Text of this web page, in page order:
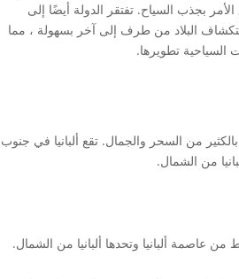
بجذب السياح. تفتقر الدولة أيضًا إلى
البلاد من طرف إلى آخر بسهولة ، مما
تطويرها.
بالكثير من السحر والجمال. تقع ألبانيا في جنوب
من الشمال.